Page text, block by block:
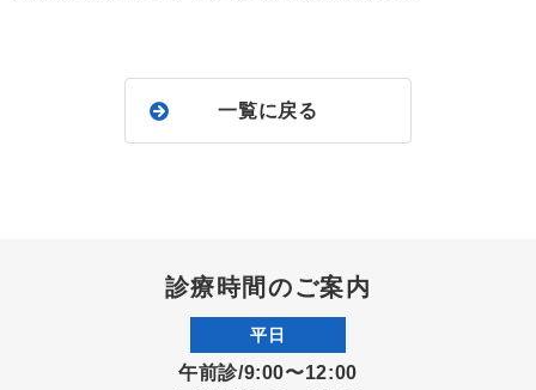
一覧に戻る
診療時間のご案内
平日
午前診/9:00〜12:00